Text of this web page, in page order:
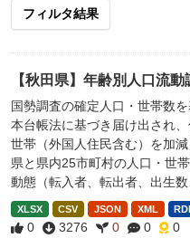
フィルタ結果
【秋田県】年齢別人口流動
国勢調査の確定人口・世帯数
本台帳法に基づき届け出され
世帯（外国人住民含む）を加
県と県内25市町村の人口・世
動態（転入者、転出者、出生数
XLSX CSV JSON XML
0 3276 0 0 0